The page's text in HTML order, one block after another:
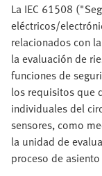
La IEC 61508
eléctricos/
relacionados con
la evaluación de
funciones de
los requisitos que
individuales del
sensores, como
la unidad de
proceso de